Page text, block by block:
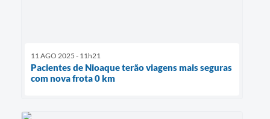
11 AGO 2025 - 11h21
Pacientes de Nioaque terão viagens mais seguras
com nova frota 0 km